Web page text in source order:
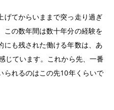
げてからいままで突っ走り過ぎ
この数年間は数十年分の経験を
にも残された働ける年数は、あ
じています。これから先、一番
られるのはこの先10年くらいで